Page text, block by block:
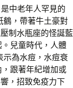
中老年人罕見的
鶴，帶著牛土豪對
制水瓶座的怪誕藍
。兒童時代，人體
示為水痘，水痘衰
跟著年紀增加或
，招致免疫力下